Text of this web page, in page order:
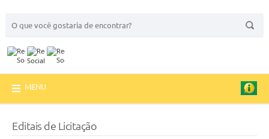
MENU
Editais de Licitação